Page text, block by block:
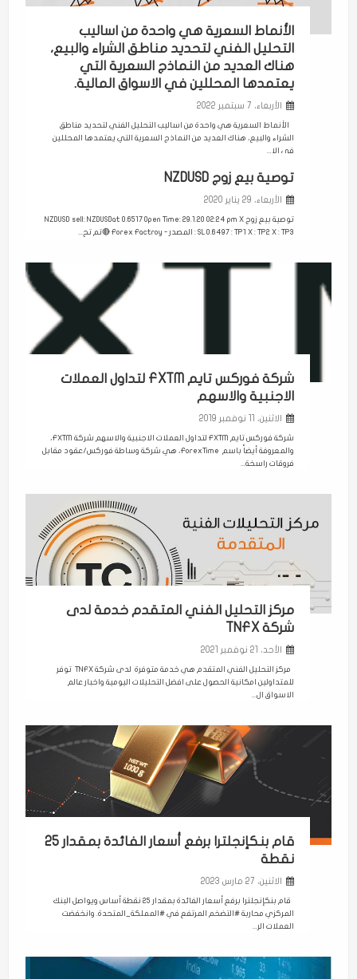
الأنماط السعرية هي واحدة من اساليب
التحليل الفني لتحديد مناطق الشراء والبيع،
هناك العديد من النماذج السعرية التي
يعتمدها المحللين في الاسواق المالية.
الأربعاء، 7 سبتمبر 2022
الأنماط السعرية هي واحدة من اساليب التحليل الفني لتحديد مناطق
الشراء والبيع، هناك العديد من النماذج السعرية التي يعتمدها المحللين
في الا...
توصية بيع زوج NZDUSD
الأربعاء، 29 يناير 2020
توصية بيع زوج NZDUSD sell: NZDUSDat 0.6517 Open Time: 29.1.20 02:24 pm X
: SL 0.6497 : TP1 X : TP2 X : TP3 المصدر - Forex Factroy 🔴تم تح...
شركة فوركس تايم FXTM لتداول العملات
الاجنبية والاسهم
الاثنين، 11 نوفمبر 2019
شركة فوركس تايم FXTM لتداول العملات الاجنبية والاسهم شركة FXTM،
والمعروفة أيضاً باسم ForexTime، هي شركة وساطة فوركس/عقود مقابل
فروقات راسخة...
مركز التحليل الفني المتقدم خدمة لدى
شركة TNFX
الأحد، 21 نوفمبر 2021
مركز التحليل الفني المتقدم هي خدمة متوفرة لدى شركة TNFX توفر
للمتداولين امكانية الحصول على افضل التحليلات اليومية واخبار عالم
الاسواق ال...
قام بنكإنجلترا برفع أسعار الفائدة بمقدار 25
نقطة
الاثنين، 27 مارس 2023
قام بنكإنجلترا برفع أسعار الفائدة بمقدار 25 نقطة أساس ويواصل البنك
المركزي محاربة #التضخم المرتفع في #المملكة_المتحدة. وانخفضت
العملات الر...